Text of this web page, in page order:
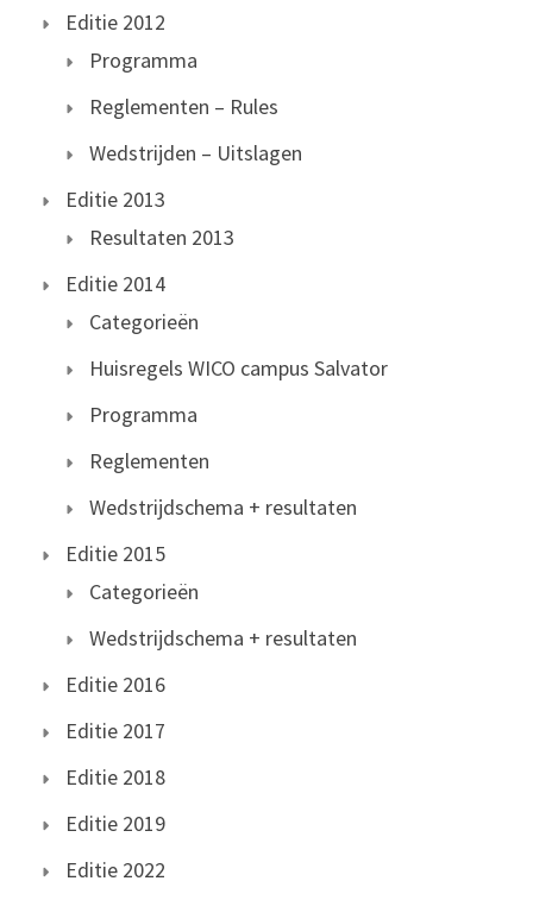
Editie 2012
Programma
Reglementen – Rules
Wedstrijden – Uitslagen
Editie 2013
Resultaten 2013
Editie 2014
Categorieën
Huisregels WICO campus Salvator
Programma
Reglementen
Wedstrijdschema + resultaten
Editie 2015
Categorieën
Wedstrijdschema + resultaten
Editie 2016
Editie 2017
Editie 2018
Editie 2019
Editie 2022